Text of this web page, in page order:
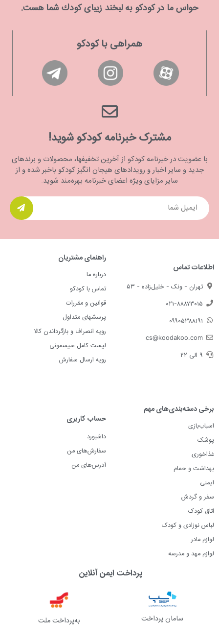
حواس ما در كودكو به لبخند زیبای كودك شما هست.
همراهی با کودکو
مشترک خبرنامه کودکو شوید!
با عضویت در خبرنامه کودکو از آخرین تخفیفها، محصولات و برندهای
جدید و سایر اخبار و رویدادهای هیجان انگیز کودکو باخبر شده و از
سایر مزایای ویژه اعضای خبرنامه بهره‌مند شوید.
اطلاعات تماس
تهران - ونک - خلیل‌زاده - ۵۳
۰۲۱-۸۸۸۷۳۰۱۵
۰۹۹۰۵۳۸۸۱۹۱
cs@koodakoo.com
۹ الی ۲۲
راهنمای مشتریان
درباره ما
تماس با کودکو
قوانین و مقررات
پرسشهای متداول
رویه انصراف و بازگرداندن کالا
لیست کامل سیسمونی
رویه ارسال سفارش
برخی دسته‌بندی‌های مهم
اسباب‌بازی
پوشک
غذاخوری
بهداشت و حمام
ایمنی
سفر و گردش
اتاق کودک
لباس نوزادی و کودک
لوازم مادر
لوازم مهد و مدرسه
حساب کاربری
داشبورد
سفارش‌های من
آدرس‌های من
پرداخت ایمن آنلاین
سامان پرداخت به‌پرداخت ملت